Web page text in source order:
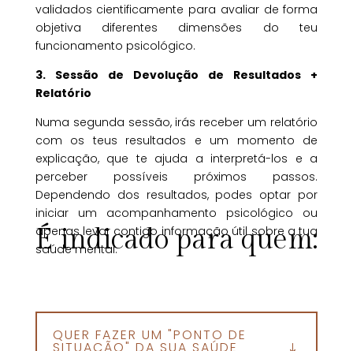
validados cientificamente para avaliar de forma
objetiva diferentes dimensões do teu
funcionamento psicológico.
3. Sessão de Devolução de Resultados +
Relatório
Numa segunda sessão, irás receber um relatório
com os teus resultados e um momento de
explicação, que te ajuda a interpretá-los e a
perceber possíveis próximos passos.
Dependendo dos resultados, podes optar por
iniciar um acompanhamento psicológico ou
apenas levar contigo informação útil sobre a tua
saúde mental.
É indicado para quem:
QUER FAZER UM "PONTO DE